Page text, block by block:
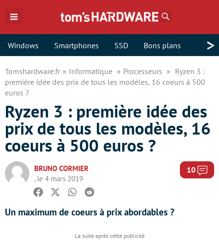
Windows Smartphones SSD Bons plans >
Tomshardware.fr Informatique Processeurs
Ryzen 3 :
première idée des prix de tous les modèles, 16 coeurs à 500
euros ?
Ryzen 3 : première idée des
prix de tous les modèles, 16
coeurs à 500 euros ?
BRUNO CORMIER
, le 4 mars 2019
10
Facebook
TwitterWhatsapp
Reddit
Un maximum de coeurs à prix abordables ?